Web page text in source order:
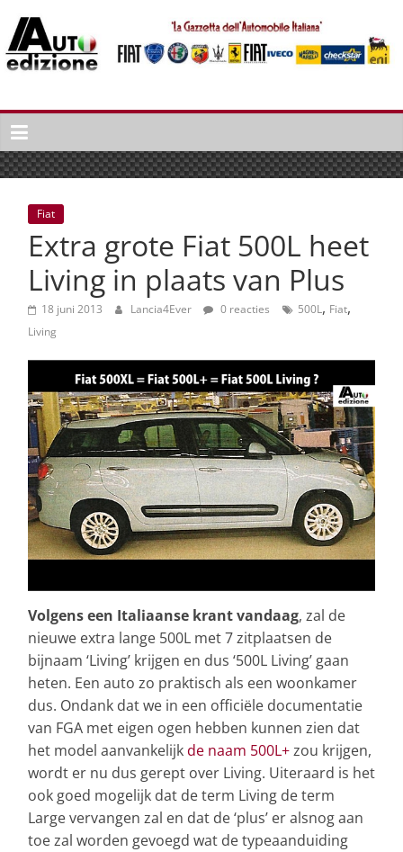
naar
inhoud
Auto
Edizione
La
Gazetta
dell'Automobile
Italiana
Italiaans
autonieuws
lifestyle
Fiat
Extra grote Fiat 500L heet
Living in plaats van Plus
18 juni 2013 Lancia4Ever 0 reacties 500L, Fiat,
Living
Volgens een Italiaanse krant vandaag, zal de
nieuwe extra lange 500L met 7 zitplaatsen de
bijnaam ‘Living’ krijgen en dus ‘500L Living’ gaan
heten. Een auto zo praktisch als een woonkamer
dus. Ondank dat we in een officiële documentatie
van FGA met eigen ogen hebben kunnen zien dat
het model aanvankelijkde naam 500L+zou krijgen,
wordt er nu dus gerept over Living. Uiteraard is het
ook goed mogelijk dat de term Living de term
Large vervangen zal en dat de ‘plus’ er alsnog aan
toe zal worden gevoegd wat de typeaanduiding